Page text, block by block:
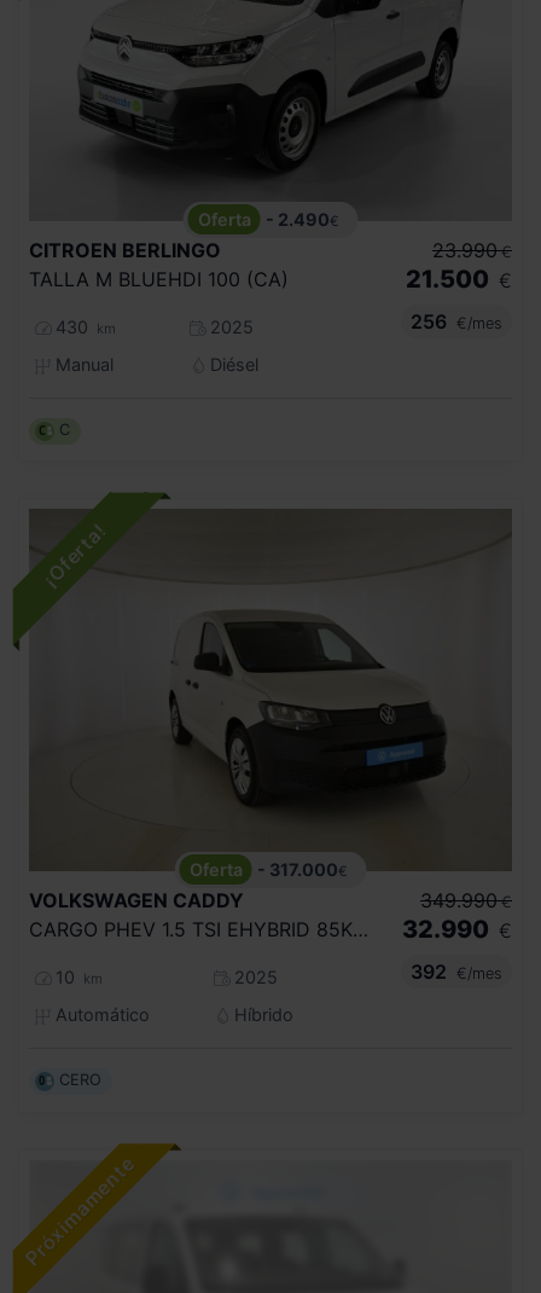
- 2.490€
CITROEN BERLINGO
TALLA M BLUEHDI 100 (CA)
430 km
2025
Manual
Diésel
23.990 €
21.500 €
256
€/mes
C
- 317.000€
VOLKSWAGEN CADDY
CARGO PHEV 1.5 TSI EHYBRID 85KW/110KW
10 km
2025
Automático
Híbrido
349.990 €
32.990 €
392
€/mes
CERO